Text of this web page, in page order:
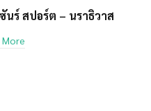
นร์ สปอร์ต – นราธิวาส
More